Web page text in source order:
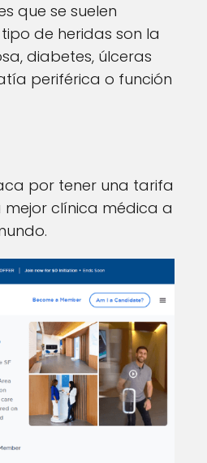
que se suelen
de heridas son la
diabetes, úlceras
periférica o función
por tener una tarifa
mejor clínica médica a